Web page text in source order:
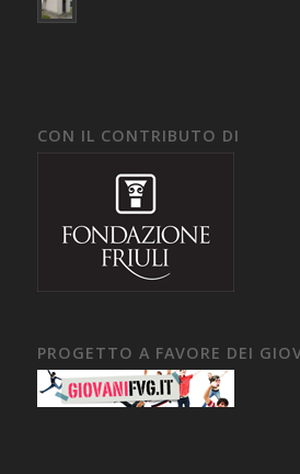
CON IL CONTRIBUTO DI
PROGETTO A FAVORE DEI